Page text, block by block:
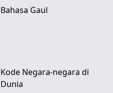
Bahasa Gaul
Kode Negara-negara di
Dunia